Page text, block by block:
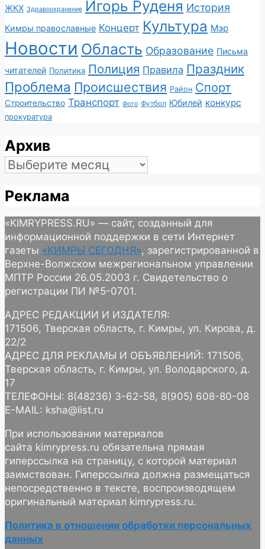
ЖКХ Здравоохранение Игорь Руденя История
Кимры православные Концерт Культура Мэр
Новости Область Образование Письма
читателей Политика Полиция Правила Праздник
Проблема Происшествия Район Спорт
Строительство Транспорт Фото Футбол Юбилей конкурс
прокуратура
Архив
Архив
Реклама
«KIMRYPRESS.RU» — сайт, созданный для
информационной поддержки в сети Интернет
газеты «КИМРЫ СЕГОДНЯ», зарегистрированной в
Верхне-Волжском межрегиональном управлении
МПТР России 26.05.2003 г. Свидетельство о
регистрации ПИ №5-0701.
АДРЕС РЕДАКЦИИ И ИЗДАТЕЛЯ:
171506, Тверская область, г. Кимры, ул. Кирова, д.
22/2
АДРЕС ДЛЯ РЕКЛАМЫ И ОБЪЯВЛЕНИЙ: 171506,
Тверская область, г. Кимры, ул. Володарского, д.
17
ТЕЛЕФОНЫ: 8(48236) 3-62-58, 8(905) 608-80-08
E-MAIL: ksha@list.ru
При использовании материалов
сайта kimrypress.ru обязательна прямая
гиперссылка на страницу, с которой материал
заимствован. Гиперссылка должна размещаться
непосредственно в тексте, воспроизводящем
оригинальный материал kimrypress.ru.
Политика в отношении обработки персональных
данных